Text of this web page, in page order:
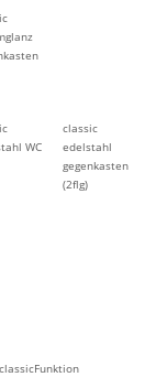
WC
classic
edelstahl
gegenkasten
(2flg)
classicFunktion